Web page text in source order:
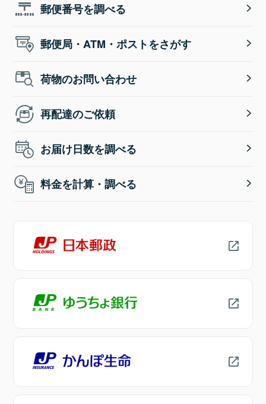
郵便番号を調べる
郵便局・ATM・ポストをさがす
荷物のお問い合わせ
再配達のご依頼
お届け日数を調べる
料金を計算・調べる